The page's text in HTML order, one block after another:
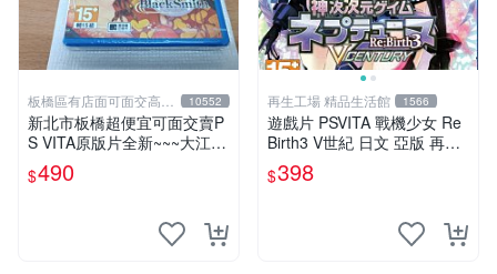
板橋區有店面可面交高價
回收電玩
10552
新北市板橋超便宜可面交賣P
S VITA原版片全新~~~大江戸
BlackSmith~~~便宜賣
$490
再生工場 精品生活館 1566
遊戲片 PSVITA 戰機少女 Re
Birth3 V世紀 日文 亞版 再生
工場 01
$398